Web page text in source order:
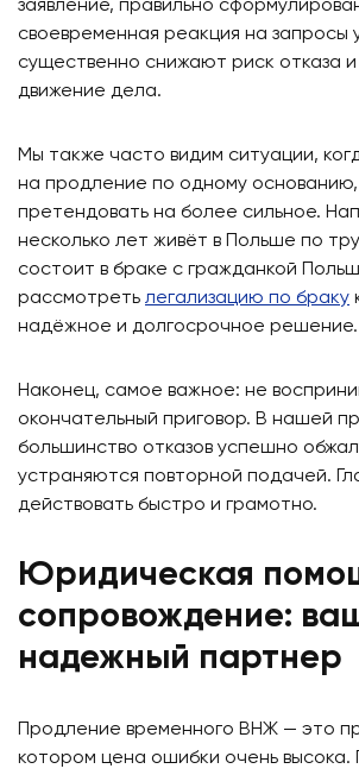
заявление, правильно
своевременная реакция на запросы
существенно снижают риск отказа
движение дела.
Мы также часто видим ситуации,
на продление по одному основанию,
претендовать на более сильное.
несколько лет живёт в Польше по
состоит в браке с гражданкой
рассмотреть легализацию по браку
надёжное и долгосрочное решение.
Наконец, самое важное: не
окончательный приговор. В нашей
большинство отказов успешно
устраняются повторной подачей.
действовать быстро и грамотно.
Юридическая
сопровождение:
надежный партнер
Продление временного ВНЖ — это
котором цена ошибки очень высока.